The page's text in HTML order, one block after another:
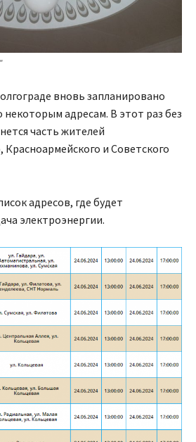
вновь запланировано
адресам. В этот раз без
часть жителей
Красноармейского и Советского
адресов, где будет
электроэнергии.